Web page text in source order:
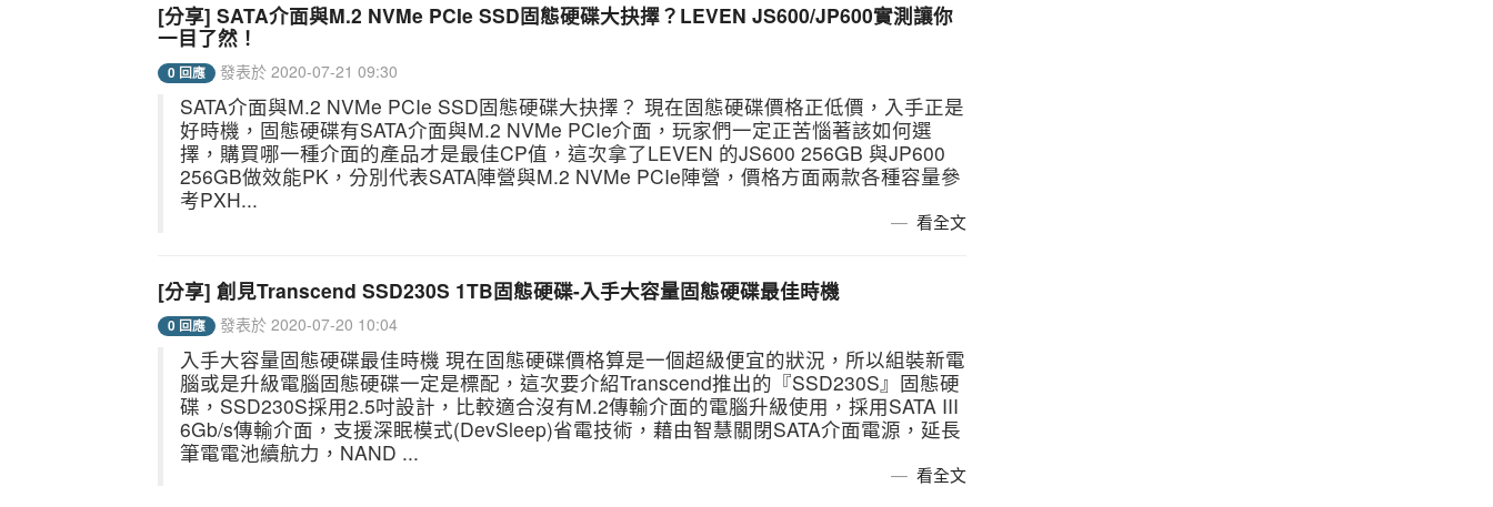
[分享] SATA介面與M.2 NVMe PCIe SSD固態硬碟大抉擇？LEVEN JS600/JP600實測讓你
一目了然！
0 回應 發表於 2020-07-21 09:30
SATA介面與M.2 NVMe PCIe SSD固態硬碟大抉擇？ 現在固態硬碟價格正低價，入手正是
好時機，固態硬碟有SATA介面與M.2 NVMe PCIe介面，玩家們一定正苦惱著該如何選
擇，購買哪一種介面的產品才是最佳CP值，這次拿了LEVEN 的JS600 256GB 與JP600
256GB做效能PK，分別代表SATA陣營與M.2 NVMe PCIe陣營，價格方面兩款各種容量參
考PXH...
看全文
[分享] 創見Transcend SSD230S 1TB固態硬碟-入手大容量固態硬碟最佳時機
0 回應 發表於 2020-07-20 10:04
入手大容量固態硬碟最佳時機 現在固態硬碟價格算是一個超級便宜的狀況，所以組裝新電
腦或是升級電腦固態硬碟一定是標配，這次要介紹Transcend推出的『SSD230S』固態硬
碟，SSD230S採用2.5吋設計，比較適合沒有M.2傳輸介面的電腦升級使用，採用SATA III
6Gb/s傳輸介面，支援深眠模式(DevSleep)省電技術，藉由智慧關閉SATA介面電源，延長
筆電電池續航力，NAND ...
看全文